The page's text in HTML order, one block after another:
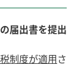
届出書を提出
制度が適用さ